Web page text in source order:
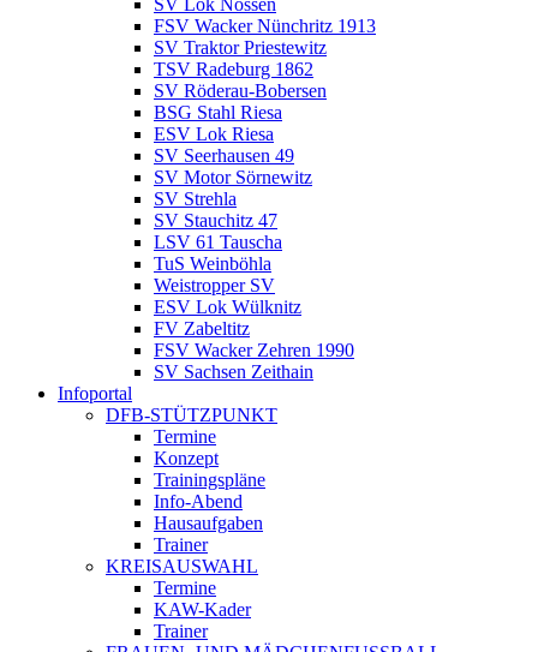
SV Lok Nossen
FSV Wacker Nünchritz 1913
SV Traktor Priestewitz
TSV Radeburg 1862
SV Röderau-Bobersen
BSG Stahl Riesa
ESV Lok Riesa
SV Seerhausen 49
SV Motor Sörnewitz
SV Strehla
SV Stauchitz 47
LSV 61 Tauscha
TuS Weinböhla
Weistropper SV
ESV Lok Wülknitz
FV Zabeltitz
FSV Wacker Zehren 1990
SV Sachsen Zeithain
Infoportal
DFB-STÜTZPUNKT
Termine
Konzept
Trainingspläne
Info-Abend
Hausaufgaben
Trainer
KREISAUSWAHL
Termine
KAW-Kader
Trainer